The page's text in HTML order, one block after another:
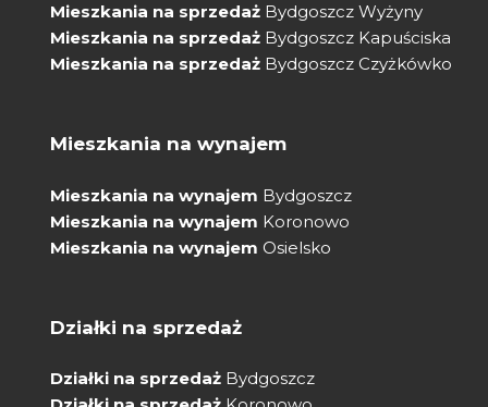
Mieszkania na sprzedaż Bydgoszcz Wyżyny
Mieszkania na sprzedaż Bydgoszcz Kapuściska
Mieszkania na sprzedaż Bydgoszcz Czyżkówko
Mieszkania na wynajem
Mieszkania na wynajem Bydgoszcz
Mieszkania na wynajem Koronowo
Mieszkania na wynajem Osielsko
Działki na sprzedaż
Działki na sprzedaż Bydgoszcz